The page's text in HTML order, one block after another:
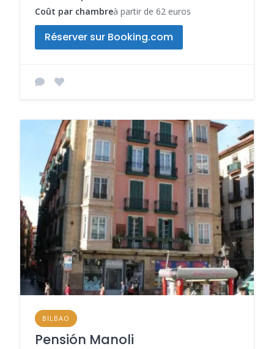
Coût par chambreà partir de 62 euros
Réserver sur Booking.com
BILBAO
Pensión Manoli